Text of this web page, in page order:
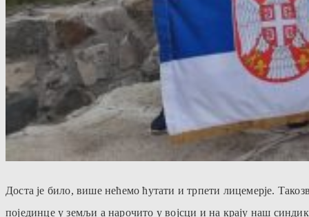
Доста је било, више нећемо ћутати и трпети лицемерје.
појединце у земљи а нарочито у војсци и на крају наш